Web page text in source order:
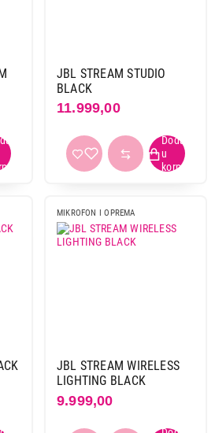
JBL STREAM STUDIO
BLACK
11.999,00
MIKROFON I OPREMA
JBL STREAM WIRELESS
LIGHTING BLACK
9.999,00